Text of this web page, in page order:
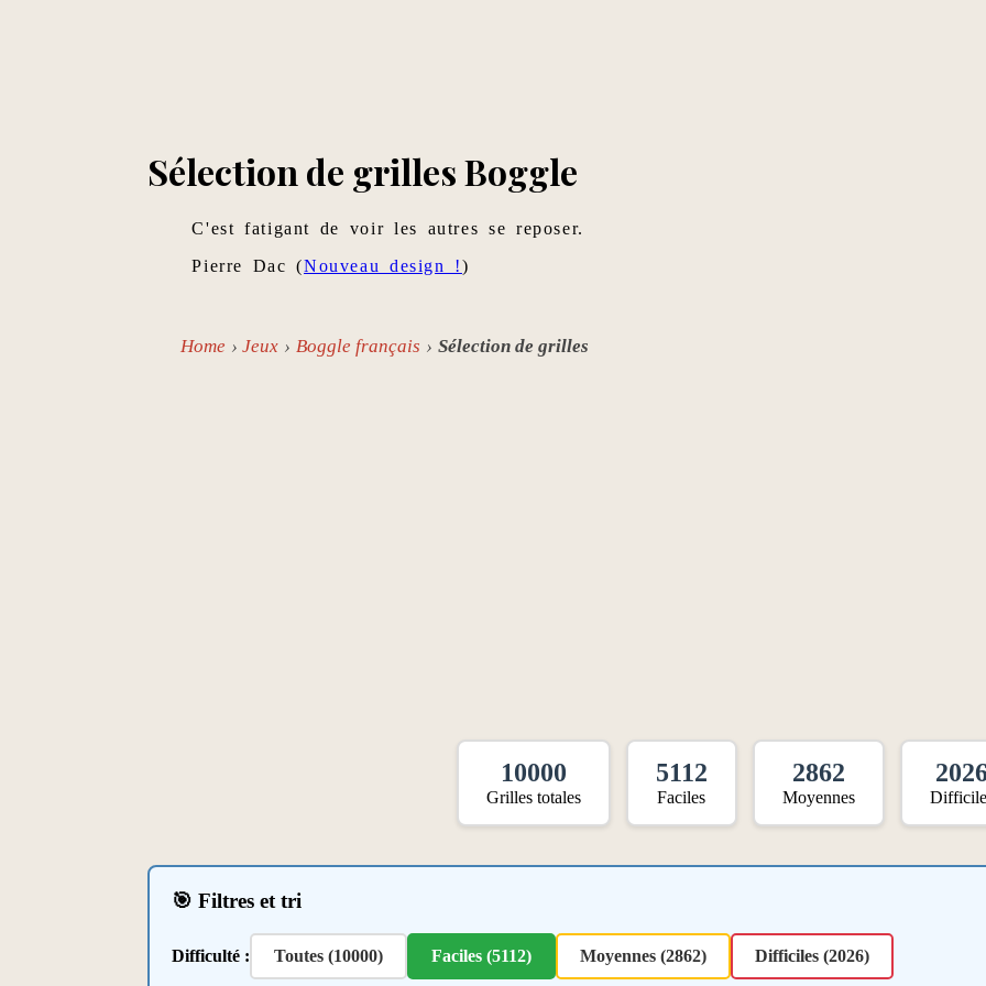
Sélection de grilles Boggle
C'est fatigant de voir les autres se reposer.
Pierre Dac (Nouveau design !)
Home Jeux Boggle français Sélection de grilles
10000
Grilles totales
5112
Faciles
2862
Moyennes
🎯 Filtres et tri
Difficulté : Toutes (10000) Faciles (5112) Moyennes (2862) Difficiles (2026)